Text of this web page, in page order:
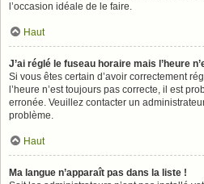
l’occasion idéale de le faire.
Haut
J’ai réglé le fuseau horaire mais l’heure
Si vous êtes certain d’avoir correctement
l’heure n’est toujours pas correcte, il est
erronée. Veuillez contacter un
problème.
Haut
Ma langue n’apparaît pas dans la liste !